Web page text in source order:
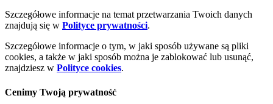
Szczegółowe informacje na temat przetwarzania Twoich danych
znajdują się w Polityce prywatności.
Szczegółowe informacje o tym, w jaki sposób używane są pliki
cookies, a także w jaki sposób można je zablokować lub usunąć,
znajdziesz w Polityce cookies.
Cenimy Twoją prywatność